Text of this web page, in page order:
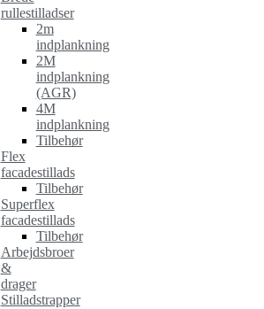
rullestilladser
2m
indplankning
2M
indplankning
(AGR)
4M
indplankning
Tilbehør
Flex
facadestillads
Tilbehør
Superflex
facadestillads
Tilbehør
Arbejdsbroer
&
drager
Stilladstrapper